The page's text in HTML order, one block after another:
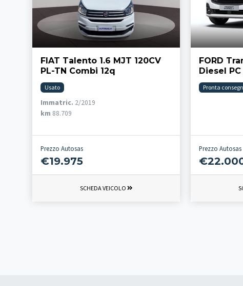
FIAT Talento 1.6 MJT 120CV
PL-TN Combi 12q
Usato
Immatric. 2/2019
km 88.709
Prezzo Autosas
€19.975
SCHEDA VEICOLO
FORD
Diesel
Pronta
Prezzo Autosas